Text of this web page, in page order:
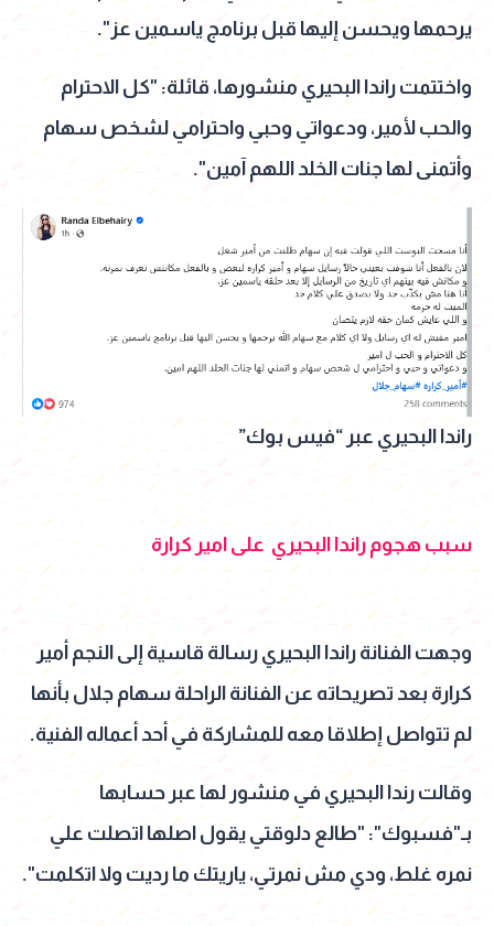
يرحمها ويحسن إليها قبل برنامج ياسمين عز".
واختتمت راندا البحيري منشورها، قائلة: "كل الاحترام
والحب لأمير، ودعواتي وحبي واحترامي لشخص سهام
وأتمنى لها جنات الخلد اللهم آمين".
راندا البحيري عبر “فيس بوك”
سبب هجوم راندا البحيري على امير كرارة
وجهت الفنانة راندا البحيري رسالة قاسية إلى النجم أمير
كرارة بعد تصريحاته عن الفنانة الراحلة سهام جلال بأنها
لم تتواصل إطلاقا معه للمشاركة في أحد أعماله الفنية.
وقالت رندا البحيري في منشور لها عبر حسابها
بـ"فسبوك": "طالع دلوقتي يقول اصلها اتصلت علي
نمره غلط، ودي مش نمرتي، ياريتك ما رديت ولا اتكلمت".